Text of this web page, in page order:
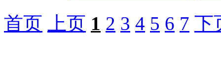
首页
上页 1 2 3 4 5 6 7 下